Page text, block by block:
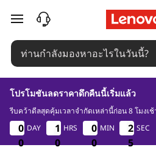
ก
ร
ชื่
ข้ามไปที่เนื้อหาหลัก
โปรโมชันลดราคาดึกคืนนี้เริ่มแล้ว
รีบคว้าดีลสุดคุ้มเวลาจำกัดเหล่านี้ก่อน 8 โมงเ
0
0
0
0
0
0
0
0
DAY
1
0
1
0
1
0
1
0
HRS
0
0
0
0
0
0
0
0
MIN
2
4
2
4
2
4
2
4
SEC